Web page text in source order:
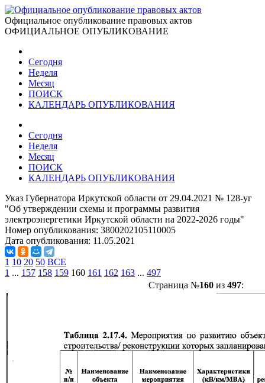
Официальное опубликование правовых актов
ОФИЦИАЛЬНОЕ ОПУБЛИКОВАНИЕ
Сегодня
Неделя
Месяц
ПОИСК
КАЛЕНДАРЬ ОПУБЛИКОВАНИЯ
Сегодня
Неделя
Месяц
ПОИСК
КАЛЕНДАРЬ ОПУБЛИКОВАНИЯ
Указ Губернатора Иркутской области от 29.04.2021 № 128-уг
"Об утверждении схемы и программы развития
электроэнергетики Иркутской области на 2022-2026 годы"
Номер опубликования: 3800202105110005
Дата опубликования: 11.05.2021
1 10 20 50 ВСЕ
1 ... 157 158 159 160 161 162 163 ... 497
Страница №160из 497: